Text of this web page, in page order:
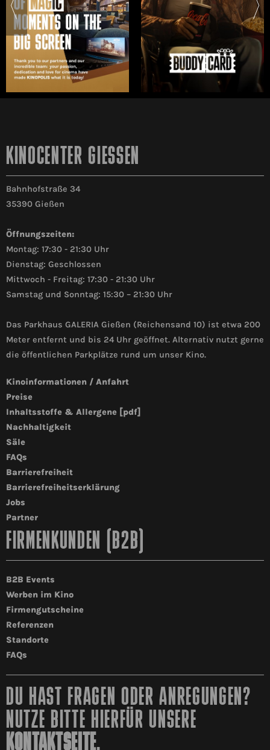
KINOCENTER GIESSEN
Bahnhofstraße 34
35390 Gießen
Öffnungszeiten:
Montag: 17:30 - 21:30 Uhr
Dienstag: Geschlossen
Mittwoch - Freitag: 17:30 - 21:30 Uhr
Samstag und Sonntag: 15:30 – 21:30 Uhr
Das Parkhaus GALERIA Gießen (Reichensand 10) ist etwa 200
Meter entfernt und bis 24 Uhr geöffnet. Alternativ nutzt gerne
die öffentlichen Parkplätze rund um unser Kino.
Kinoinformationen / Anfahrt
Preise
Inhaltsstoffe & Allergene [pdf]
Nachhaltigkeit
Säle
FAQs
Barrierefreiheit
Barrierefreiheitserklärung
Jobs
Partner
FIRMENKUNDEN (B2B)
B2B Events
Werben im Kino
Firmengutscheine
Referenzen
Standorte
FAQs
DU HAST FRAGEN ODER ANREGUNGEN?
NUTZE BITTE HIERFÜR UNSERE
KONTAKTSEITE.